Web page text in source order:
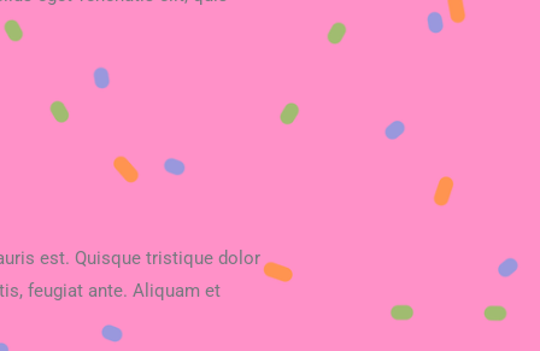
est. Quisque tristique dolor
feugiat ante. Aliquam et